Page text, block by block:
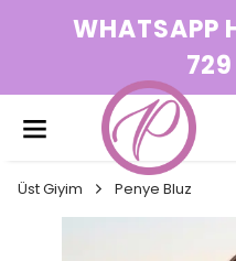
532
Üst Giyim Penye Bluz